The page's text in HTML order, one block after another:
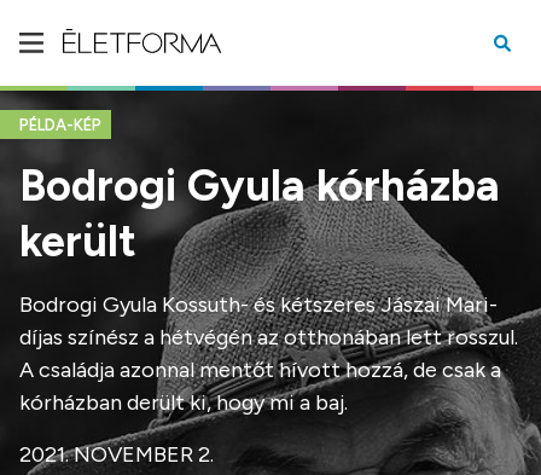
PÉLDA-KÉP
Bodrogi Gyula kórházba
került
Bodrogi Gyula Kossuth- és kétszeres Jászai Mari-
díjas színész a hétvégén az otthonában lett rosszul.
A családja azonnal mentőt hívott hozzá, de csak a
kórházban derült ki, hogy mi a baj.
2021. NOVEMBER 2.